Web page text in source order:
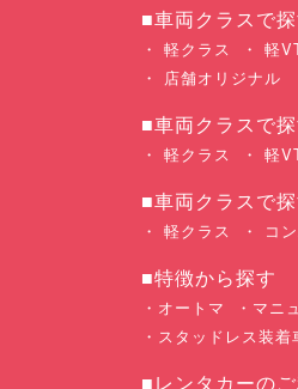
■車両クラスで
軽クラス 軽
店舗オリジナル
■車両クラスで
軽クラス 軽
■車両クラスで
軽クラス コ
■特徴から探す
オートマ マニ
スタッドレス装着
■レンタカーの